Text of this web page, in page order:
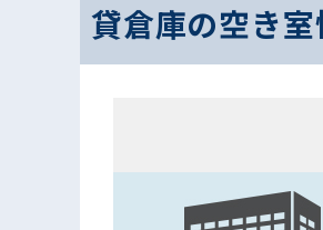
貸倉庫の空き